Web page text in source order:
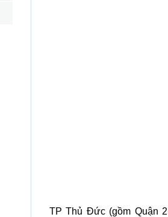
TP Thủ Đức (gồm Quận